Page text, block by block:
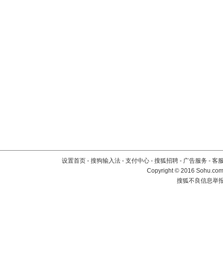
设置首页 - 搜狗输入法 - 支付中心 - 搜狐招聘 - 广告服务 - 客
Copyright©2016
搜狐不良信息举